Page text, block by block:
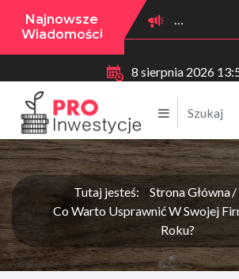
Najnowsze
Wiadomości
8 sierpnia 2026
Tutaj jesteś: Strona Główna
Co Warto Usprawnić W Swojej
Roku?